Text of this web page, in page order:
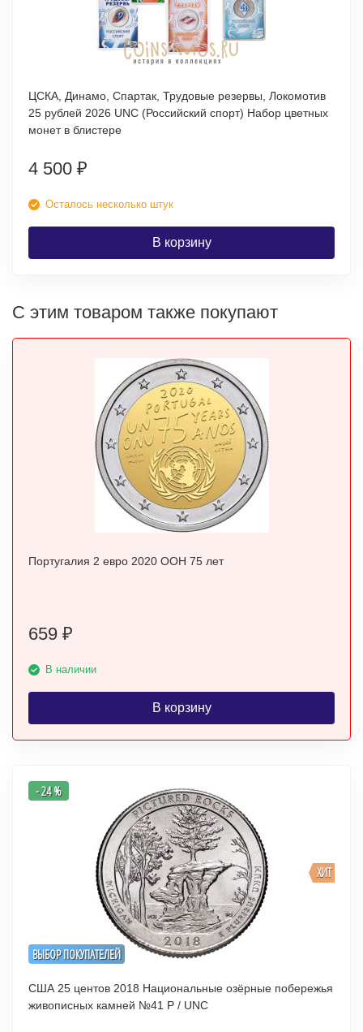
ЦСКА, Динамо, Спартак, Трудовые резервы, Локомотив
25 рублей 2026 UNC (Российский спорт) Набор цветных
монет в блистере
4 500 ₽
Осталось несколько штук
В корзину
С этим товаром также покупают
Португалия 2 евро 2020 ООН 75 лет
659 ₽
В наличии
В корзину
ВЫБОР ПОКУПАТЕЛЕЙ
ХИТ
- 24 %
США 25 центов 2018 Национальные озёрные побережья
живописных камней №41 P / UNC